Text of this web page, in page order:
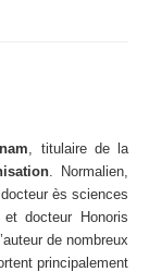
, titulaire de la
. Normalien,
ès sciences
et docteur Honoris
de nombreux
principalement